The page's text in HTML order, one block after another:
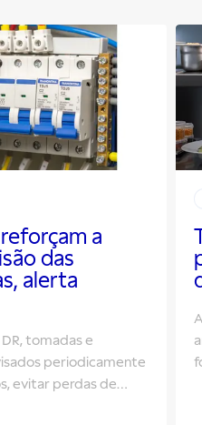
a
das
alerta
tomadas e
periodicamente
evitar perdas de